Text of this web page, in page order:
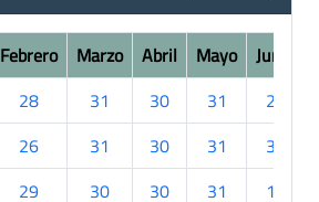
Febrero Marzo Abril Mayo Junio
28 31 30 31
21
26 31 30 31
30
29 30 30 31
17